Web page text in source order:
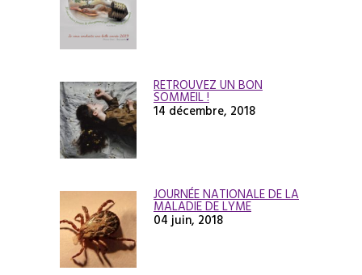
RETROUVEZ UN BON
SOMMEIL !
14 décembre, 2018
JOURNÉE NATIONALE DE LA
MALADIE DE LYME
04 juin, 2018